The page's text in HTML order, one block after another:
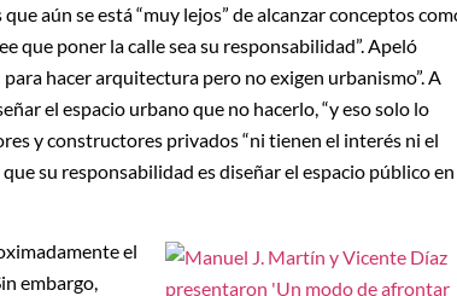
aún se está “muy lejos” de alcanzar conceptos
que poner la calle sea su responsabilidad”. Apeló
hacer arquitectura pero no exigen urbanismo”. A
el espacio urbano que no hacerlo, “y eso solo lo
y constructores privados “ni tienen el interés ni el
su responsabilidad es diseñar el espacio público en
el
embargo,